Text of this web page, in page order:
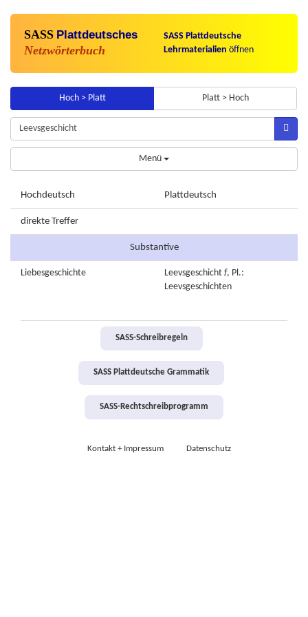
SASS Plattdeutsches
Netzwörterbuch
SASS Plattdeutsche
Lehrmaterialien öffnen
Hoch > Platt Platt > Hoch
Menü
Hochdeutsch Plattdeutsch
direkte Treffer
Substantive
Liebesgeschichte Leevsgeschicht f, Pl.:
Leevsgeschichten
SASS-Schreibregeln
SASS Plattdeutsche Grammatik
SASS-Rechtschreibprogramm
Kontakt + Impressum Datenschutz